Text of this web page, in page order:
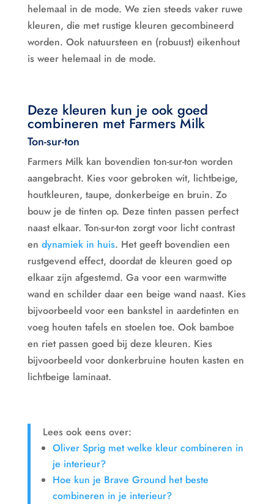
helemaal in de mode. We zien steeds vaker ruwe
kleuren, die met rustige kleuren gecombineerd
worden. Ook natuursteen en (robuust) eikenhout
is weer helemaal in de mode.
Deze kleuren kun je ook goed
combineren met Farmers Milk
Ton-sur-ton
Farmers Milk kan bovendien ton-sur-ton worden
aangebracht. Kies voor gebroken wit, lichtbeige,
houtkleuren, taupe, donkerbeige en bruin. Zo
bouw je de tinten op. Deze tinten passen perfect
naast elkaar. Ton-sur-ton zorgt voor licht contrast
en dynamiek in huis. Het geeft bovendien een
rustgevend effect, doordat de kleuren goed op
elkaar zijn afgestemd. Ga voor een warmwitte
wand en schilder daar een beige wand naast. Kies
bijvoorbeeld voor een bankstel in aardetinten en
voeg houten tafels en stoelen toe. Ook bamboe
en riet passen goed bij deze kleuren. Kies
bijvoorbeeld voor donkerbruine houten kasten en
lichtbeige laminaat.
Lees ook eens over:
Oliver Sprig met welke kleur combineren in
je interieur?
Hoe kun je Brave Ground het beste
combineren in je interieur?